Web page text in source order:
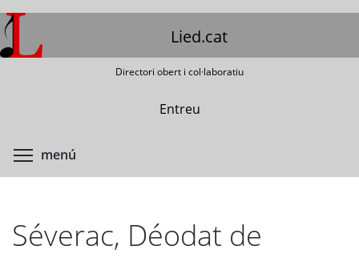
Vés
al
contingut
Lied.cat
Directori obert i col·laboratiu
Entreu
menú
Séverac, Déodat de